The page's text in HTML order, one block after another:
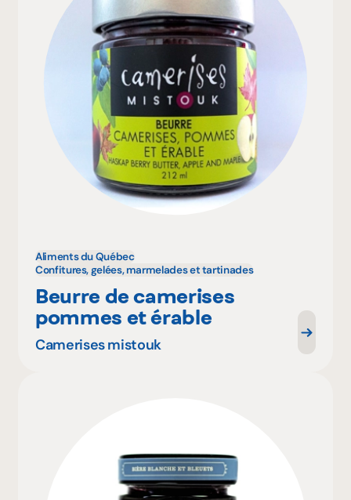
Aliments du Québec
Confitures, gelées, marmelades et tartinades
Beurre de camerises
pommes et érable
Camerises mistouk